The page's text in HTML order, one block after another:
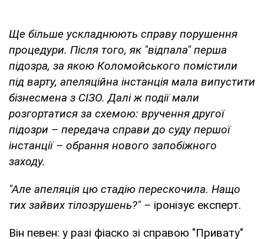
Ще більше ускладнюють справу порушення
процедури. Після того, як "відпала" перша
підозра, за якою Коломойського помістили
під варту, апеляційна інстанція мала випустити
бізнесмена з СІЗО. Далі ж події мали
розгортатися за схемою: вручення другої
підозри – передача справи до суду першої
інстанції – обрання нового запобіжного
заходу.
"Але апеляція цю стадію перескочила. Нащо
тих зайвих тілозрушень?" – іронізує експерт.
Він певен: у разі фіаско зі справою "Привату"